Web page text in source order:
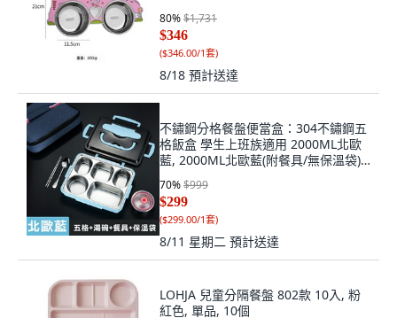
80%$1,731
$346
($346.00/1套)
8/18 預計送達
不鏽鋼分格餐盤便當盒：304不鏽鋼五
格飯盒 學生上班族適用 2000ML北歐
藍, 2000ML北歐藍(附餐具/無保溫袋),
1個, 餐具湯碗保溫袋
70%$999
$299
($299.00/1套)
8/11 星期二 預計送達
LOHJA 兒童分隔餐盤 802款 10入, 粉
紅色, 單品, 10個